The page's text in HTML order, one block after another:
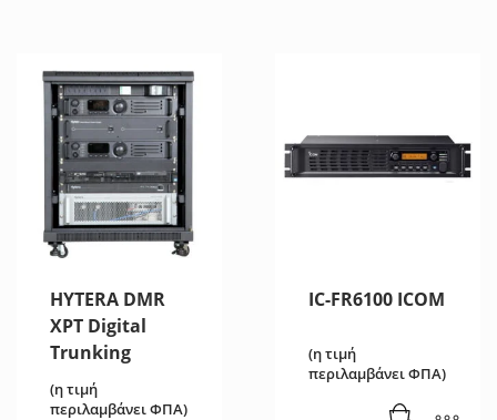
HYTERA DMR
XPT Digital
Trunking
(η τιμή
περιλαμβάνει ΦΠΑ)
IC-FR6100 ICOM
(η τιμή
περιλαμβάνει ΦΠΑ)